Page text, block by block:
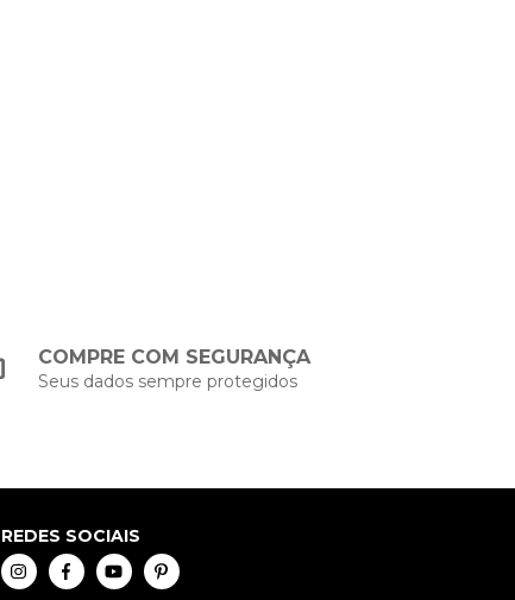
COMPRE COM SEGURANÇA
Seus dados sempre protegidos
REDES SOCIAIS